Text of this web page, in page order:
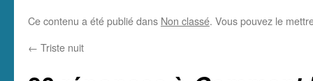
Ce contenu a été publié dans Non classé. Vous pouvez le
← Triste nuit